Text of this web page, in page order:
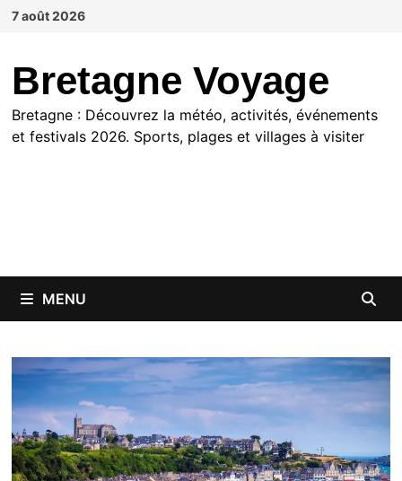
Passer
7 août 2026
Bretagne Voyage
Bretagne : Découvrez la météo, activités, événements
et festivals 2026. Sports, plages et villages à visiter
MENU